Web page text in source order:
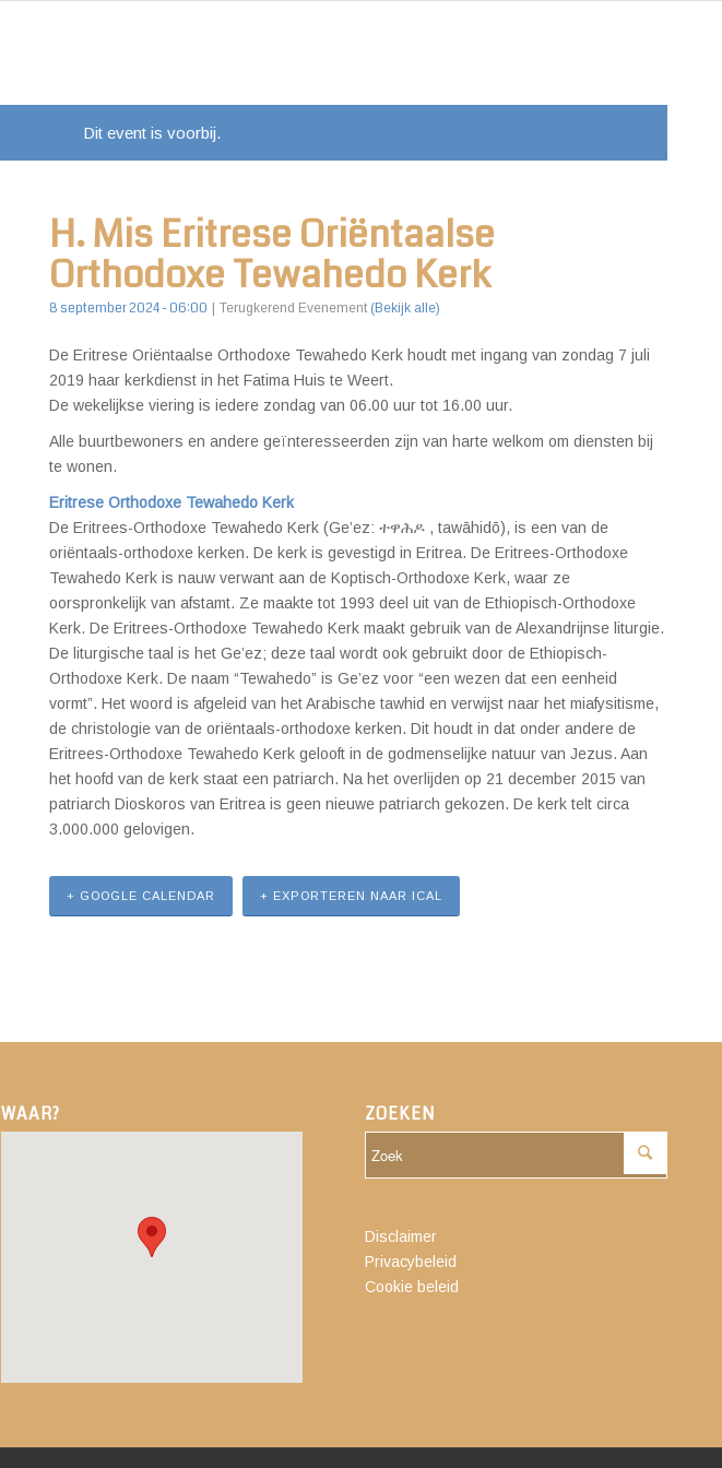
Dit event is voorbij.
H. Mis Eritrese Oriëntaalse
Orthodoxe Tewahedo Kerk
8 september 2024 - 06:00 Terugkerend Evenement (Bekijk alle)
De Eritrese Oriëntaalse Orthodoxe Tewahedo Kerk houdt met ingang van zondag 7 juli
2019 haar kerkdienst in het Fatima Huis te Weert.
De wekelijkse viering is iedere zondag van 06.00 uur tot 16.00 uur.
Alle buurtbewoners en andere geïnteresseerden zijn van harte welkom om diensten bij
te wonen.
Eritrese Orthodoxe Tewahedo Kerk
De Eritrees-Orthodoxe Tewahedo Kerk (Ge’ez: ተዋሕዶ , tawāhidō), is een van de
oriëntaals-orthodoxe kerken. De kerk is gevestigd in Eritrea. De Eritrees-Orthodoxe
Tewahedo Kerk is nauw verwant aan de Koptisch-Orthodoxe Kerk, waar ze
oorspronkelijk van afstamt. Ze maakte tot 1993 deel uit van de Ethiopisch-Orthodoxe
Kerk. De Eritrees-Orthodoxe Tewahedo Kerk maakt gebruik van de Alexandrijnse liturgie.
De liturgische taal is het Ge’ez; deze taal wordt ook gebruikt door de Ethiopisch-
Orthodoxe Kerk. De naam “Tewahedo” is Ge’ez voor “een wezen dat een eenheid
vormt”. Het woord is afgeleid van het Arabische tawhid en verwijst naar het miafysitisme,
de christologie van de oriëntaals-orthodoxe kerken. Dit houdt in dat onder andere de
Eritrees-Orthodoxe Tewahedo Kerk gelooft in de godmenselijke natuur van Jezus. Aan
het hoofd van de kerk staat een patriarch. Na het overlijden op 21 december 2015 van
patriarch Dioskoros van Eritrea is geen nieuwe patriarch gekozen. De kerk telt circa
3.000.000 gelovigen.
+ GOOGLE CALENDAR + EXPORTEREN NAAR ICAL
WAAR? ZOEKEN
Disclaimer
Privacybeleid
Cookie beleid